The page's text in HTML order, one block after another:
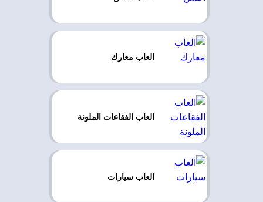
العاب معارك
العاب الفقاعات الملونة
العاب سيارات